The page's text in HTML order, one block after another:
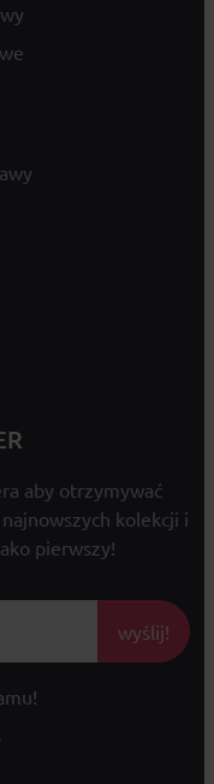
aby otrzymywać
kolekcji i
pierwszy!
wyślij!